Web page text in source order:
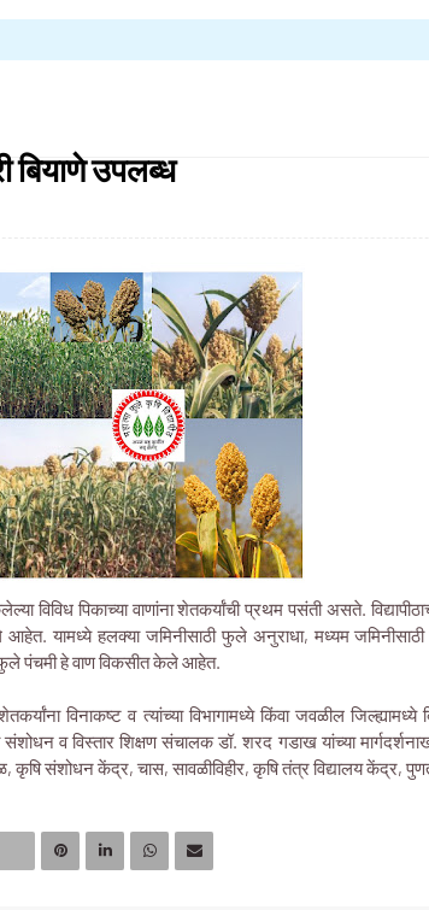
बियाणे उपलब्ध
विविध पिकाच्या वाणांना शेतकर्यांची प्रथम पसंती असते.
आहेत. यामध्ये हलक्या जमिनीसाठी फुले अनुराधा, मध्यम
फुले पंचमी हे वाण विकसीत केले आहेत.
विनाकष्ट व त्यांच्या विभागामध्ये किंवा जवळील
व विस्तार शिक्षण संचालक डॉ. शरद गडाख यांच्या
संशोधन केंद्र, चास, सावळीविहीर, कृषि तंत्र विद्यालय केंद्र,